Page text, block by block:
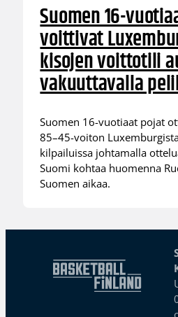
Suomen 16-
voittivat
kisojen voittotili
vakuuttavalla
Suomen 16-vuotiaat pojat
85–45-voiton
kilpailuissa johtamalla
Suomi kohtaa huomenna
Suomen aikaa.